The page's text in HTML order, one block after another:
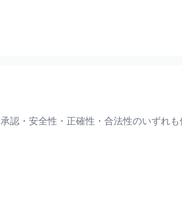
・安全性・正確性・合法性のいずれも